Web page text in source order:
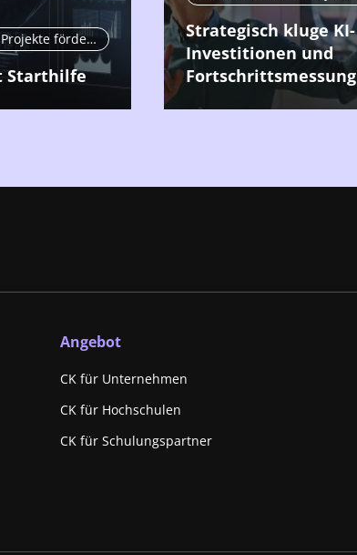
Hochwirksame KI-Projekte fördern
Starthilfe
Strategisch kluge KI-
Investitionen und
Fortschrittsmessung
Angebot
CK für Unternehmen
CK für Hochschulen
CK für Schulungspartner